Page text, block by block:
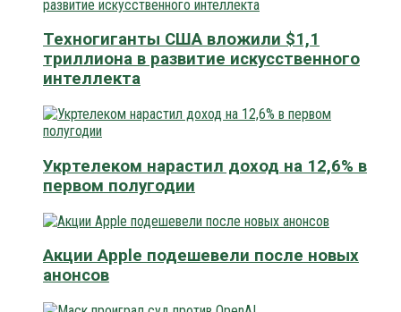
Техногиганты США вложили $1,1
триллиона в развитие искусственного
интеллекта
Укртелеком нарастил доход на 12,6% в
первом полугодии
Акции Apple подешевели после новых
анонсов